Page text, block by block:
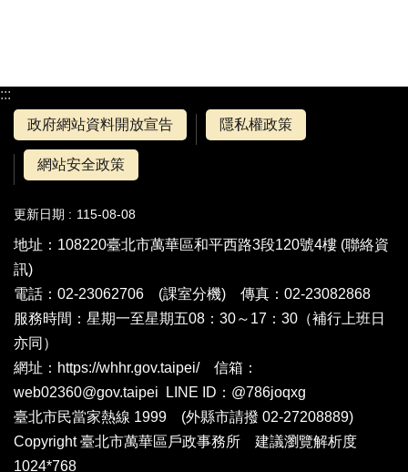
:::
政府網站資料開放宣告
隱私權政策
網站安全政策
更新日期 115-08-08
地址：108220臺北市萬華區和平西路3段120號4樓 (聯絡資
訊)
電話：02-23062706 (課室分機) 傳真：02-23082868
服務時間：星期一至星期五08：30～17：30（補行上班日
亦同）
網址：https://whhr.gov.taipei/ 信箱：
web02360@gov.taipei LINE ID：@786joqxg
臺北市民當家熱線 1999 (外縣市請撥 02-27208889)
Copyright 臺北市萬華區戶政事務所 建議瀏覽解析度
1024*768